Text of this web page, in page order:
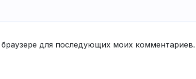
для последующих моих комментариев.